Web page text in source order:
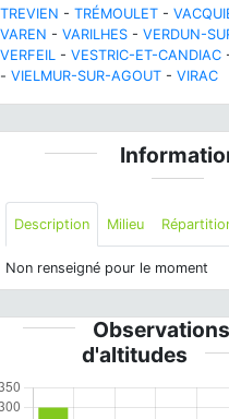
TREVIEN - TRÉMOULET -
VAREN - VARILHES - VERDUN-
VERFEIL - VESTRIC-ET-CANDIAC
- VIELMUR-SUR-AGOUT - VIRAC
Description Milieu
Non renseigné pour le moment
d'altitudes